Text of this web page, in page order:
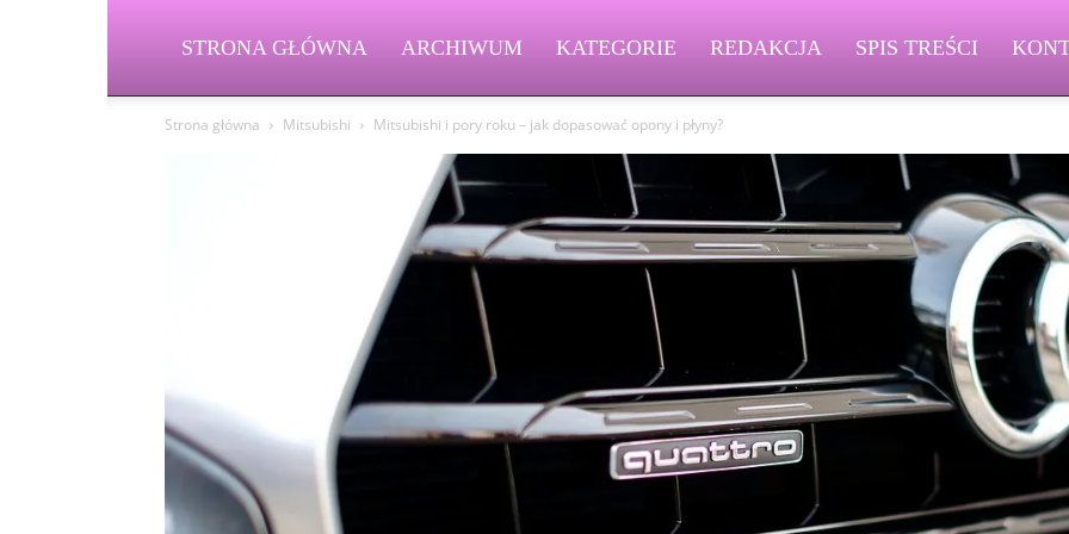
STRONA GŁÓWNA ARCHIWUM KATEGORIE REDAKCJA SPIS TREŚCI
Strona główna Mitsubishi Mitsubishi i pory roku – jak dopasować opony i płyny?